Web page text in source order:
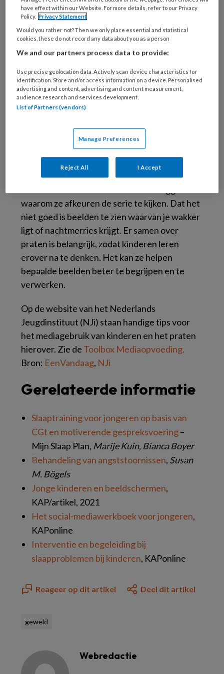
winnaar over. De spellen uit de serie worden in
het dagelijks leven door kinderen nagespeeld,
ook de termen uit de serie worden in spelletjes
op het schoolplein gebruikt. Soms kijken de
kinderen naar de serie samen met hun ouders.
En zien ze op social media afbeeldingen uit de
serie. De serie is populair; er is nu al vraag naar
de pakken uit de serie om Carnaval in te vieren.
hun zorgen uit in de media, over de angst die
die de serie kan oproepen. Daarnaast vreest
men dat kinderen het geweld normaal gaan
vinden. OokKijkwijzerwaarschuwt hiervoor.
waarom ze afkeuren de serie te kijken. Dat het
niet goed is beelden te zien waarvan je wakker
ligt of nachtmerries krijgt. Er samen over
praten is belangrijk, zodat kinderen leren
erover na te denken. Het kan ze helpen
bepaalde beelden beter te begrijpen en te
verwerken.
Op de website van het Nederlands
Jeugdinstituut (NJi) staan handige tips voor
het mediagebruik van kinderen en het praten
hierover. Zie de Toolbox Mediaopvoeding.
Bron: EenVandaag, NJi
Gerelateerde informatie
Slaaptraining voor jongeren op basis van
CGt en motiverende gespreksvoering–
Mijn Slaap Plan, Marije Kuin, Bianca Boyer
Behandeling van angststoornissen, Susan
M. Bögels
Jonge kinderen en beeldschermen,
KAP/artikel, 2021
Het social-mediawerkboek voor jongeren,
KAPonline
Interventie en begeleiding bij
slaapproblemen bij kinderen, KAPonline
Reageer op dit artikel Deel dit artikel
geweld
Webredactie
have effect within our Website. For more details, refer to our Privacy
Policy. Privacy Statement
Would you rather not? Then we only place essential and statistical
cookies, these do not record any data about you as a person
We and our partners process data to provide:
Use precise geolocation data. Actively scan device characteristics for
identification. Store and/or access information on a device. Personalised
advertising and content, advertising and content measurement,
audience research and services development.
List of Partners (vendors)
Manage Preferences
Reject All I Accept